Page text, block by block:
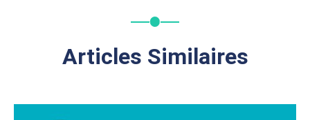
Articles Similaires